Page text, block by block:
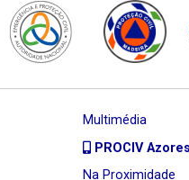
Multimédia
PROCIV Azores
Na Proximidade